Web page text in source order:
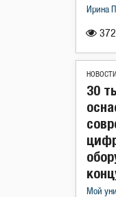
Ирина
30
Мой